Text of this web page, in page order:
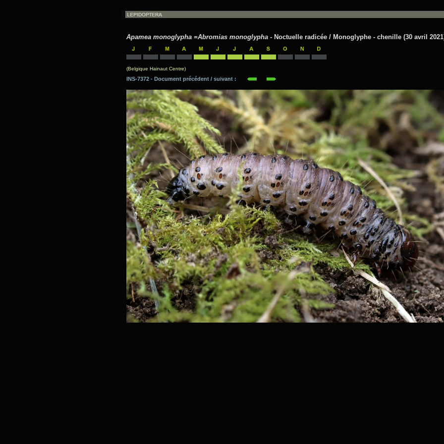
Apamea monoglypha =Abromias monoglypha - Noctuelle radicée / Monoglyphe - chenille (30 avril
(Belgique Hainaut Centre)
INS-7372 - Document précédent / suivant :